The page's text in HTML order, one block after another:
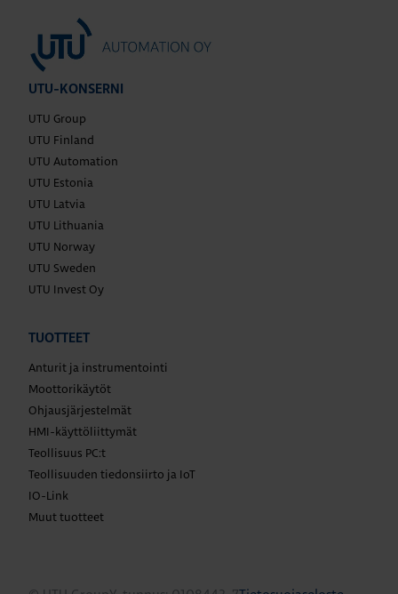
UTU-KONSERNI
UTU Group
UTU Finland
UTU Automation
UTU Estonia
UTU Latvia
UTU Lithuania
UTU Norway
UTU Sweden
UTU Invest Oy
TUOTTEET
Anturit ja instrumentointi
Moottorikäytöt
Ohjausjärjestelmät
HMI-käyttöliittymät
Teollisuus PC:t
Teollisuuden tiedonsiirto ja IoT
IO-Link
Muut tuotteet